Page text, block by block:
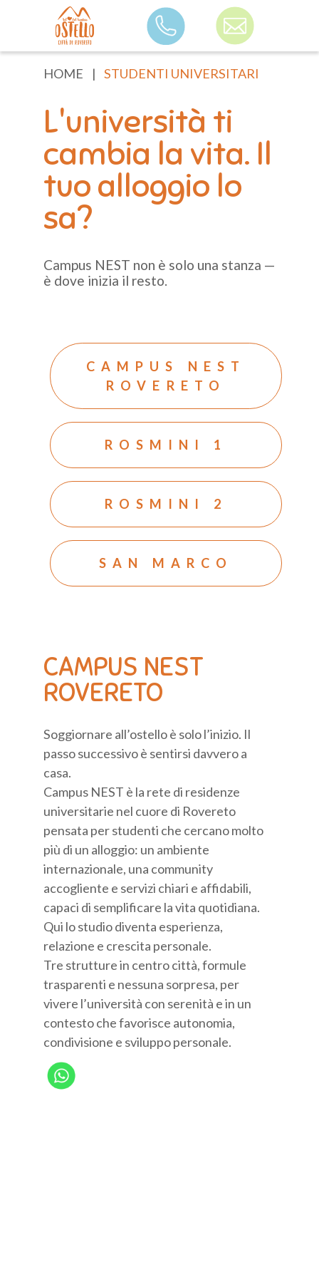
B&B Rovereto
Vacanze a tema
Camere
Noleggio sale per
Chi siamo
Blog
Lavora con noi
Studenti universitari
FAQ
HOME | STUDENTI UNIVERSITARI
L'università ti
cambia la vita. Il
tuo alloggio lo
sa?
Campus NEST non è solo una stanza —
è dove inizia il resto.
CAMPUS NEST
ROVERETO
ROSMINI 1
ROSMINI 2
SAN MARCO
CAMPUS NEST
ROVERETO
Soggiornare all’ostello è solo l’inizio. Il
passo successivo è sentirsi davvero a
casa.
Campus NEST è la rete di residenze
universitarie nel cuore di Rovereto
pensata per studenti che cercano molto
più di un alloggio: un ambiente
internazionale, una community
accogliente e servizi chiari e affidabili,
capaci di semplificare la vita quotidiana.
Qui lo studio diventa esperienza,
relazione e crescita personale.
Tre strutture in centro città, formule
trasparenti e nessuna sorpresa, per
vivere l’università con serenità e in un
contesto che favorisce autonomia,
condivisione e sviluppo personale.